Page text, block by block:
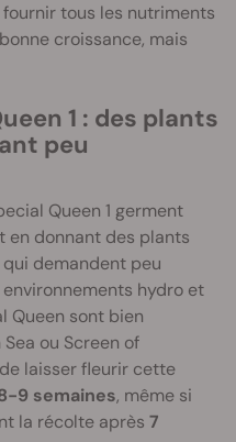
tous les nutriments
croissance, mais
1 : des plants
peu
Queen 1 germent
en donnant des plants
demandent peu
hydro et
Queen sont bien
ou Screen of
laisser fleurir cette
9 semaines, même si
la récolte après 7